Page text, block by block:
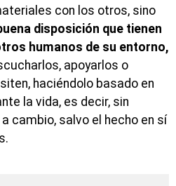
con los otros, sino
disposición que tienen
humanos de su entorno,
apoyarlos o
haciéndolo basado en
la vida, es decir, sin
cambio, salvo el hecho en sí